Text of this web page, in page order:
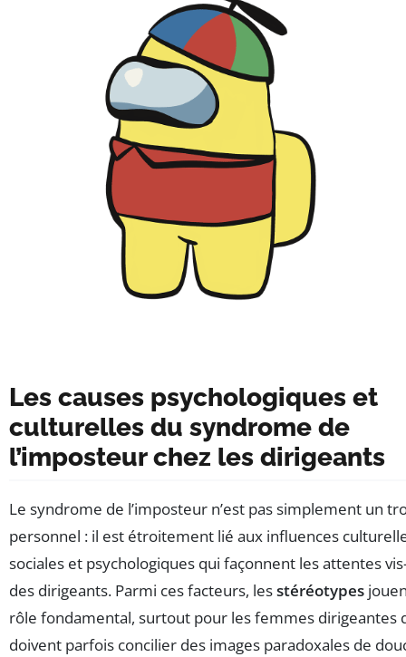
Les causes psychologiques et
culturelles du syndrome de
l’imposteur chez les dirigeants
Le syndrome de l’imposteur n’est pas simplement un
personnel : il est étroitement lié aux influences
sociales et psychologiques qui façonnent les attentes
des dirigeants. Parmi ces facteurs, lesstéréotypes
rôle fondamental, surtout pour les femmes dirigeantes
doivent parfois concilier des images paradoxales de